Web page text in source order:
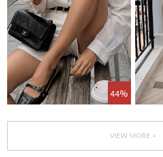
44%
VIEW MORE +